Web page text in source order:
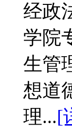
经政
学院
生管
想道
理...[